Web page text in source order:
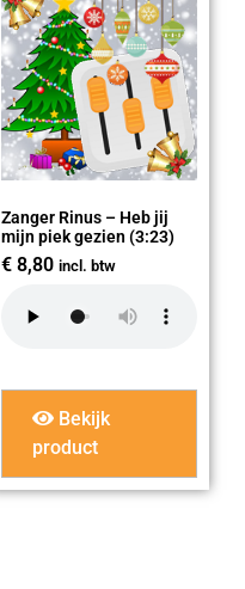
Zanger Rinus – Heb jij
mijn piek gezien (3:23)
€ 8,80 incl. btw
Bekijk
product